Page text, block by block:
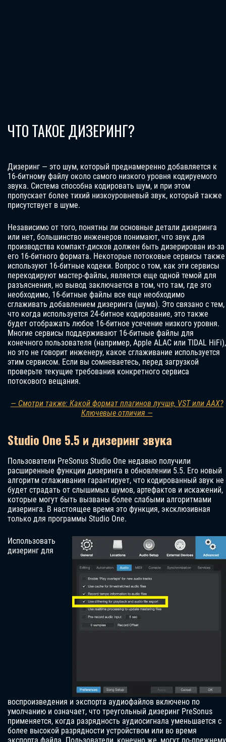
ЧТО ТАКОЕ ДИЗЕРИНГ?
Дизеринг — это шум, который преднамеренно добавляется к
16-битному файлу около самого низкого уровня кодируемого
звука. Система способна кодировать шум, и при этом
пропускает более тихий низкоуровневый звук, который также
присутствует в шуме.
Независимо от того, понятны ли основные детали дизеринга
или нет, большинство инженеров понимают, что звук для
производства компакт-дисков должен быть дизерирован из-за
его 16-битного формата. Некоторые потоковые сервисы также
используют 16-битные кодеки. Вопрос о том, как эти сервисы
перекодируют мастер-файлы, является еще одной темой для
разъяснения, но вывод заключается в том, что там, где это
необходимо, 16-битные файлы все еще необходимо
сглаживать добавлением дизеринга (шума). Это связано с тем,
что когда используется 24-битное кодирование, это также
будет отображать любое 16-битное усечение низкого уровня.
Многие сервисы поддерживают 16-битные файлы для
конечного пользователя (например, Apple ALAC или TIDAL HiFi),
но это не говорит инженеру, какое сглаживание используется
этим сервисом. Если вы сомневаетесь, перед загрузкой
проверьте текущие требования конкретного сервиса
потокового вещания.
— Смотри также: Какой формат плагинов лучше, VST или AAX?
Ключевые отличия —
Studio One 5.5 и дизеринг звука
Пользователи PreSonus Studio One недавно получили
расширенные функции дизеринга в обновлении 5.5. Его новый
алгоритм сглаживания гарантирует, что кодированный звук не
будет страдать от слышимых шумов, артефактов и искажений,
которые могут быть вызваны более слабыми алгоритмами
дизеринга. В настоящее время это функция, эксклюзивная
только для программы Studio One.
Использовать
дизеринг для
воспроизведения и экспорта аудиофайлов включено по
умолчанию и означает, что треугольный дизеринг PreSonus
применяется, когда разрядность аудиосигнала уменьшается с
более высокой разрядности устройством или во время
экспорта файла. Пользователи, конечно же, могут по-прежнему